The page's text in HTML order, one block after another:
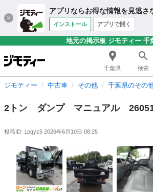
アプリならお得な情報を見逃さ
インストール アプリで開く
地元の掲示板 ジモティー 千
千葉県 検索
ジモティー 中古車 その他 千葉県のその
2トン ダンプ マニュアル
投稿ID: 1pqyz5 2026年6月10日 08:25